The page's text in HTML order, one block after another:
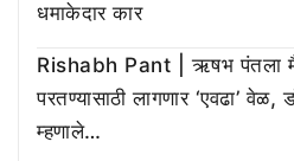
धमाकेदार कार
Rishabh Pant | ऋषभ पंतला
परतण्यासाठी लागणार ‘एवढा’ वेळ,
म्हणाले…